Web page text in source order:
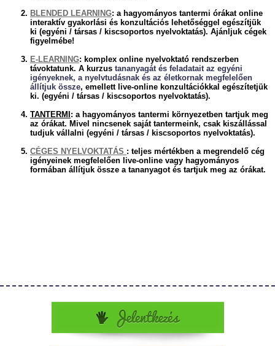
BLENDED LEARNING: a hagyományos tantermi órákat online
interaktív gyakorlási és konzultációs lehetőséggel egészítjük
ki (egyéni / társas / kiscsoportos nyelvoktatás). Ajánljuk cégek
figyelmébe!
E-LEARNING: komplex online nyelvoktató rendszerben
távoktatunk. Akurzus tananyagát és feladatait az egyéni
igényeknek, a nyelvtudásnak és az életkornak megfelelően
állítjuk össze, emellett live-online konzultációkkal egészítetjük
ki. (egyéni / társas / kiscsoportos nyelvoktatás).
TANTERMI : a hagyományos tantermi környezetben tartjuk meg
az órákat. Mivel nincsenek saját tantermeink, csak kiszállással
tudjuk vállalni (egyéni / társas / kiscsoportosnyelvoktatás).
CÉGES NYELVOKTATÁS : teljes mértékben a megrendelő cég
igényeinek megfelelően live-online vagy hagyományos
formában állítjuk össze a tananyagot és tartjuk meg az órákat.